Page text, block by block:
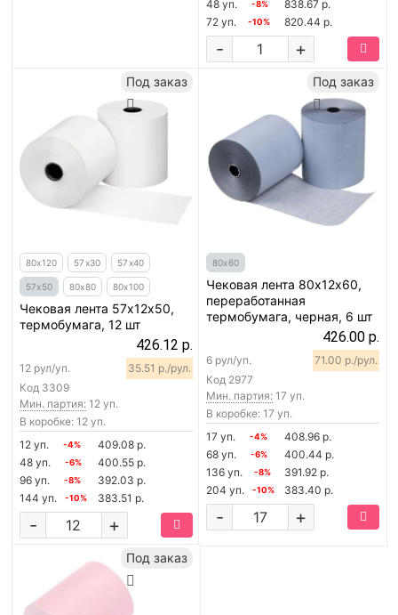
48 уп.
-8%
838.67 р.
72 уп.
-10% 820.44 р.
+
-
Под заказ
80х120 57х30 57х40
57х50 80х80 80х100
Чековая лента 57х12х50,
термобумага, 12 шт
426.12 р.
Код 3309
12 рул/уп. 35.51 р./рул.
Мин. партия: 12 уп.
В коробке: 12 уп.
12 уп.
-4%
409.08 р.
48 уп.
-6%
400.55 р.
96 уп.
-8%
392.03 р.
144 уп.
-10% 383.51 р.
+
-
Под заказ
80х60
Чековая лента 80х12х60,
переработанная
термобумага, черная, 6 шт
426.00 р.
Код 2977
6 рул/уп. 71.00 р./рул.
Мин. партия: 17 уп.
В коробке: 17 уп.
17 уп.
-4%
408.96 р.
68 уп.
-6%
400.44 р.
136 уп.
-8%
391.92 р.
204 уп.
-10% 383.40 р.
+
-
Под заказ